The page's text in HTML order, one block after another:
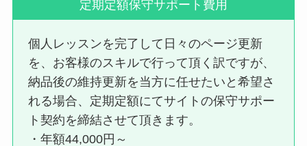
定期定額保守サポート費用
個人レッスンを完了して日々のページ更新
を、お客様のスキルで行って頂く訳ですが、
納品後の維持更新を当方に任せたいと希望さ
れる場合、定期定額にてサイトの保守サポー
ト契約を締結させて頂きます。
・年額44,000円～